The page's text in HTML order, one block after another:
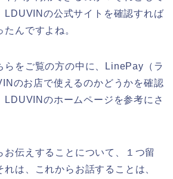
LDUVINの公式サイトを確認すれば
んですよね。
らをご覧の方の中に、LinePay（ラ
のお店で使えるのかどうかを確認
LDUVINのホームページを参考にさ
お伝えすることについて、１つ留
は、これからお話することは、